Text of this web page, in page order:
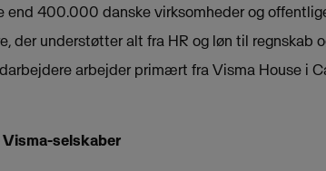
end 400.000 danske virksomheder og
der understøtter alt fra HR og løn til regnskab
arbejder primært fra Visma House i
selskaber